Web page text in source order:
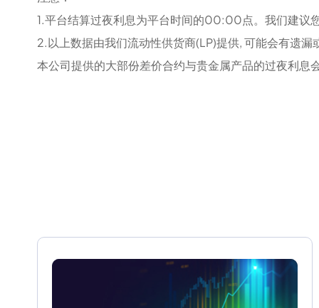
1.平台结算过夜利息为平台时间的00:00点。我们建议
2.以上数据由我们流动性供货商(LP)提供, 可能会有遗
本公司提供的大部份差价合约与贵金属产品的过夜利